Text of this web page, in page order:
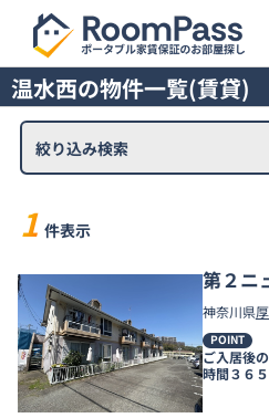
温水西の物件一覧(賃貸)
絞り込み検索
1 件表示
第２ニ
神奈川県
POINT
ご入居後
時間３６
電話受付対